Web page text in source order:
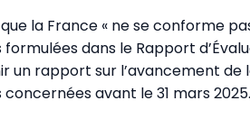
que la France « ne se conforme
dans le Rapport
un rapport sur l’avancement de
avant le 31 mars 2025.